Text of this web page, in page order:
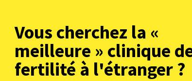
Ou parcourez par
Vous cherchez la «
meilleure » clinique
fertilité à l'étranger ?